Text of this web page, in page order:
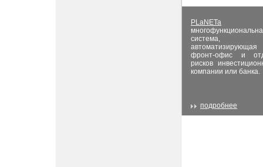
PLaNETa
система,
автоматизирующая
фронт-офис и
рисков
компании или банка.
подробнее